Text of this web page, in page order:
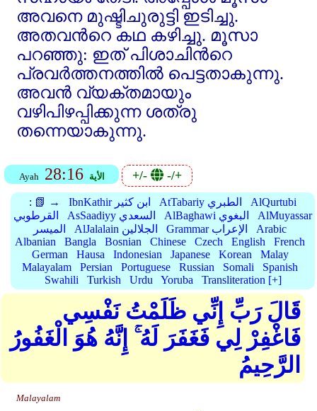
അവനെ മുഷ്ടിചുരുട്ടി ഇടിച്ചു.
അതവന്‍റെ കഥ കഴിച്ചു. മൂസാ
പറഞ്ഞു: ഇത്‌ പിശാചിന്‍റെ
പ്രവര്‍ത്തനത്തില്‍ പെട്ടതാകുന്നു.
അവന്‍ വ്യക്തമായും
വഴിപിഴപ്പിക്കുന്ന ശത്രു
തന്നെയാകുന്നു.
Ayah 28:16 الأية +/- -/+
: 📗 → IbnKathir ابن كثير AtTabariy الطبري
AlQurtubi
القرطوبي
AsSaadiyy السعدي AlBaghawi البغوي
AlMuyassar
الميسر
AlJalalain الجلالين Grammar الإعراب
Arabic
Albanian
Bangla Bosnian Chinese Czech English
French
German
Hausa Indonesian Japanese Korean
Malay
Malayalam
Persian Portuguese Russian Somali
Spanish
Swahili
Turkish Urdu Yoruba Transliteration [+]
قَالَ رَبِّ إِنِّي ظَلَمْتُ نَفْسِي
فَاغْفِرْ لِي فَغَفَرَ لَهُ ۚ إِنَّهُ هُوَ الْغَفُورُ
الرَّحِيمُ
Malayalam